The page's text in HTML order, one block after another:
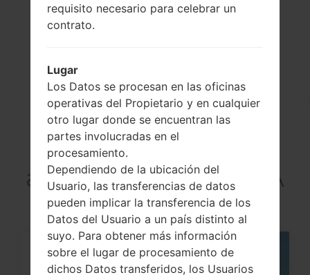
Showing 1 to 4 of 4 entries
Artículos
LGH955A(LGH955A)
akaLG G Flex 2 LTE-A
requisito necesario para celebrar un
contrato.
Lugar
Los Datos se procesan en las oficinas
operativas del Propietario y en cualquier
otro lugar donde se encuentran las
partes involucradas en el
procesamiento.
Dependiendo de la ubicación del
Usuario, las transferencias de datos
pueden implicar la transferencia de los
Datos del Usuario a un país distinto al
suyo. Para obtener más información
sobre el lugar de procesamiento de
dichos Datos transferidos, los Usuarios